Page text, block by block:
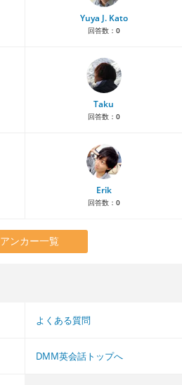
Yuya J. Kato
回答数： 0
Taku
回答数： 0
Erik
回答数： 0
アンカー一覧
よくある質問
DMM英会話トップへ